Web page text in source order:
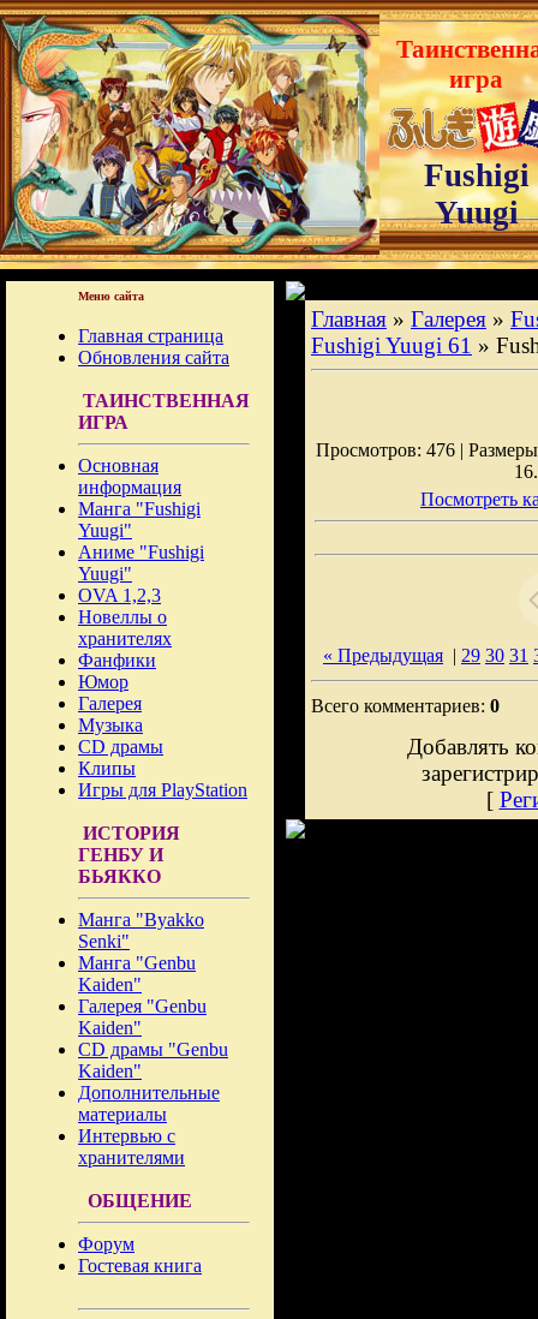
игра
Fushigi
Yuugi
Меню сайта
Главная страница
Обновления сайта
ТАИНСТВЕННАЯ
ИГРА
Основная
информация
Манга "Fushigi
Yuugi"
Аниме "Fushigi
Yuugi"
OVA 1,2,3
Новеллы о
хранителях
Фанфики
Юмор
Галерея
Музыка
CD драмы
Клипы
Игры для PlayStation
ИСТОРИЯ
ГЕНБУ И
БЬЯККО
Манга "Byakko
Senki"
Манга "Genbu
Kaiden"
Галерея "Genbu
Kaiden"
CD драмы "Genbu
Kaiden"
Дополнительные
материалы
Интервью с
хранителями
ОБЩЕНИЕ
Форум
Гостевая книга
Главная » Галерея »
Fushigi Yuugi 61 »
Просмотров: 476 |
Посмотреть
« Предыдущая | 29 30 31
Всего комментариев: 0
Добавлять
[